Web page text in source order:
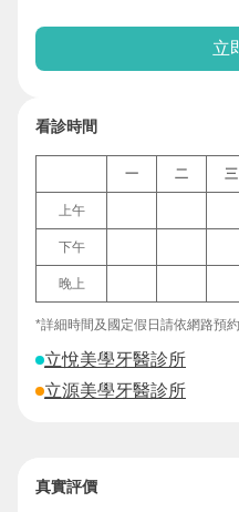
看診時間
一 二 三
上午
下午
晚上
*詳細時間及國定假日請依網路預
立悅美學牙醫診所
立源美學牙醫診所
立
真實評價